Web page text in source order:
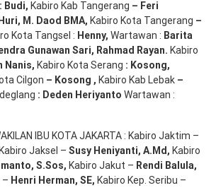
: Budi, Kabiro Kab Tangerang – Feri
M. Daod BMA, Kabiro Kota Tangerang –
Kota Tangsel : Henny, Wartawan : Barita
Gunawan Sari, Rahmad Rayan. Kabiro
Nanis, Kabiro Kota Serang : Kosong,
Cilgon – Kosong , Kabiro Kab Lebak –
: Deden Heriyanto Wartawan :
IBU KOTA JAKARTA : Kabiro Jaktim –
Kabiro Jaksel – Susy Heniyanti, A.Md, Kabiro
S.Sos, Kabiro Jakut – Rendi Balula,
– Henri Herman, SE, Kabiro Kep. Seribu –